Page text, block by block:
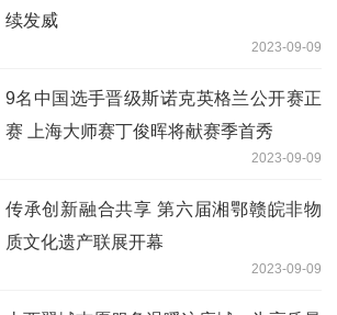
续发威
2023-09-09
9名中国选手晋级斯诺克英格兰公开赛正
赛 上海大师赛丁俊晖将献赛季首秀
2023-09-09
传承创新融合共享 第六届湘鄂赣皖非物
质文化遗产联展开幕
2023-09-09